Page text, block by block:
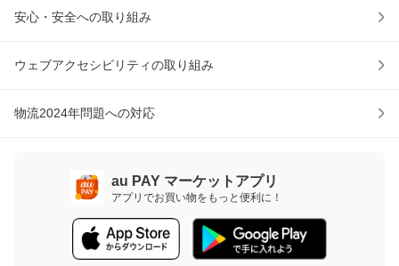
安心・安全への取り組み
ウェブアクセシビリティの取り組み
物流2024年問題への対応
au PAY マーケットアプリ
アプリでお買い物をもっと便利に！